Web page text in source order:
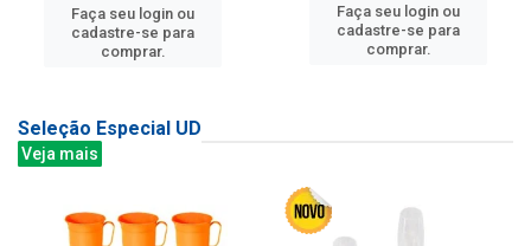
Faça seu login ou
cadastre-se para
comprar.
Faça seu login ou
cadastre-se para
comprar.
Seleção Especial UD
Veja mais